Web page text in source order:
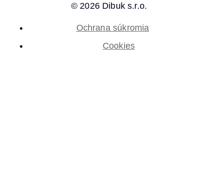
© 2026 Dibuk s.r.o.
Ochrana súkromia
Cookies